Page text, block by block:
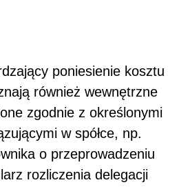
poniesienie kosztu
również wewnętrzne
zgodnie z określonymi
w spółce, np.
o przeprowadzeniu
rozliczenia delegacji